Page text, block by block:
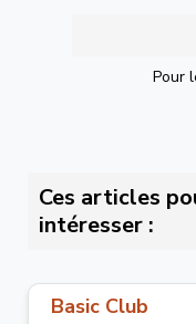
Pour
Ces articles
intéresser :
Basic Club